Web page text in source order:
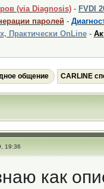
(via Diagnosis)- FVDI
паролей -
Практически OnLine-
общение CARLINE
19:36
как